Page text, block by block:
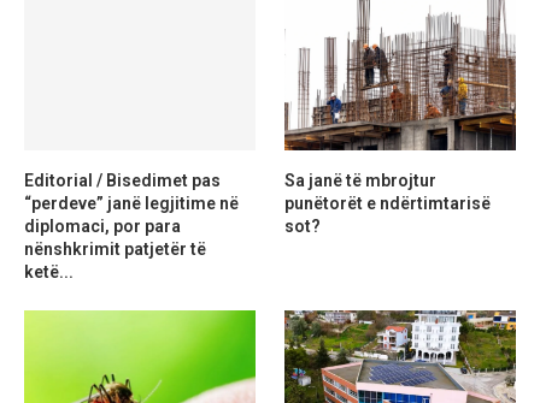
Editorial / Bisedimet pas
“perdeve” janë legjitime në
diplomaci, por para
nënshkrimit patjetër të
ketë...
Sa janë të mbrojtur
punëtorët e ndërtimtarisë
sot?